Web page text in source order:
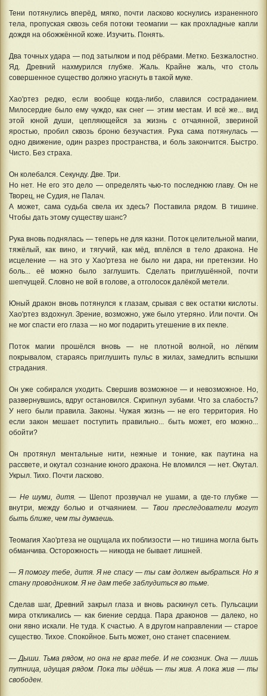
Тени потянулись вперёд, мягко, почти ласково коснулись израненного
тела, пропуская сквозь себя потоки теомагии — как прохладные капли
дождя на обожжённой коже. Изучить. Понять.
Два точных удара — под затылком и под рёбрами. Метко. Безжалостно.
Яд. Древний нахмурился глубже. Жаль. Крайне жаль, что столь
совершенное существо должно угаснуть в такой муке.
Хао'ртез редко, если вообще когда-либо, славился состраданием.
Милосердие было ему чуждо, как снег — этим местам. И всё же... вид
этой юной души, цепляющейся за жизнь с отчаянной, звериной
яростью, пробил сквозь броню безучастия. Рука сама потянулась —
одно движение, один разрез пространства, и боль закончится. Быстро.
Чисто. Без страха.
Он колебался. Секунду. Две. Три.
Но нет. Не его это дело — определять чью-то последнюю главу. Он не
Творец, не Судия, не Палач.
А может, сама судьба свела их здесь? Поставила рядом. В тишине.
Чтобы дать этому существу шанс?
Рука вновь поднялась — теперь не для казни. Поток целительной магии,
тяжёлый, как вино, и тягучий, как мёд, вплёлся в тело дракона. Не
исцеление — на это у Хао'ртеза не было ни дара, ни претензии. Но
боль... её можно было заглушить. Сделать приглушённой, почти
шепчущей. Словно не вой в голове, а отголосок далёкой метели.
Юный дракон вновь потянулся к глазам, срывая с век остатки кислоты.
Хао'ртез вздохнул. Зрение, возможно, уже было утеряно. Или почти. Он
не мог спасти его глаза — но мог подарить утешение в их пекле.
Поток магии прошёлся вновь — не плотной волной, но лёгким
покрывалом, стараясь приглушить пульс в жилах, замедлить вспышки
страдания.
Он уже собирался уходить. Свершив возможное — и невозможное. Но,
развернувшись, вдруг остановился. Скрипнул зубами. Что за слабость?
У него были правила. Законы. Чужая жизнь — не его территория. Но
если закон мешает поступить правильно... быть может, его можно...
обойти?
Он протянул ментальные нити, нежные и тонкие, как паутина на
рассвете, и окутал сознание юного дракона. Не вломился — нет. Окутал.
Укрыл. Тихо. Почти ласково.
— Не шуми, дитя. — Шепот прозвучал не ушами, а где-то глубже —
внутри, между болью и отчаянием. — Твои преследователи могут
быть ближе, чем ты думаешь.
Теомагия Хао'ртеза не ощущала их поблизости — но тишина могла быть
обманчива. Осторожность — никогда не бывает лишней.
— Я помогу тебе, дитя. Я не спасу — ты сам должен выбраться. Но я
стану проводником. Я не дам тебе заблудиться во тьме.
Сделав шаг, Древний закрыл глаза и вновь раскинул сеть. Пульсации
мира откликались — как биение сердца. Пара драконов — далеко, но
они явно искали. Не туда. К счастью. А в другом направлении — старое
существо. Тихое. Спокойное. Быть может, оно станет спасением.
— Дыши. Тьма рядом, но она не враг тебе. И не союзник. Она — лишь
путница, идущая рядом. Пока ты идёшь — ты жив. А пока жив — ты
свободен.